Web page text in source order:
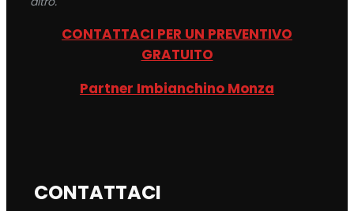
CONTATTACI PER UN PREVENTIVO
GRATUITO
Partner Imbianchino Monza
CONTATTACI